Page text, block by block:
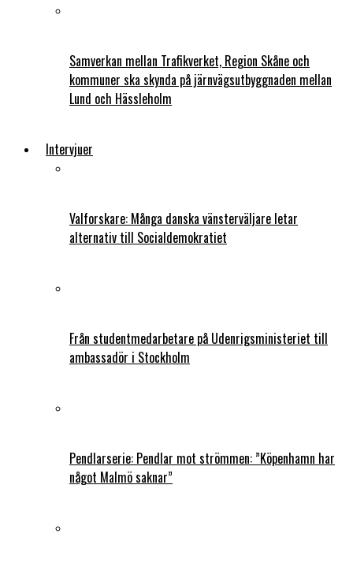
Samverkan mellan Trafikverket, Region Skåne och
kommuner ska skynda på järnvägsutbyggnaden mellan
Lund och Hässleholm
Intervjuer
Valforskare: Många danska vänsterväljare letar
alternativ till Socialdemokratiet
Från studentmedarbetare på Udenrigsministeriet till
ambassadör i Stockholm
Pendlarserie: Pendlar mot strömmen: ”Köpenhamn har
något Malmö saknar”